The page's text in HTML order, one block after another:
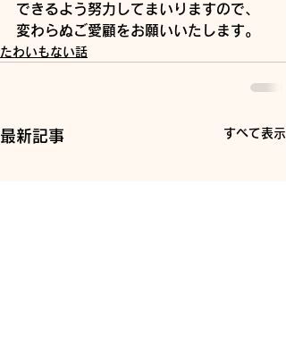
できるよう努力してまいりますので、
変わらぬご愛顧をお願いいたします。
たわいもない話
最新記事 すべて表示